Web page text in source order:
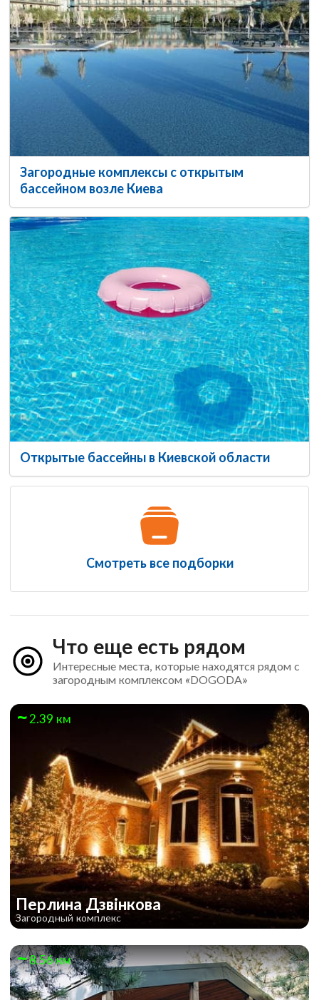
Загородные комплексы с открытым
бассейном возле Киева
Открытые бассейны в Киевской области
Смотреть все подборки
Что еще есть рядом
Интересные места, которые находятся рядом с
загородным комплексом «DOGODA»
2.39 км
Перлина Дзвінкова
Загородный комплекс
8.56 км